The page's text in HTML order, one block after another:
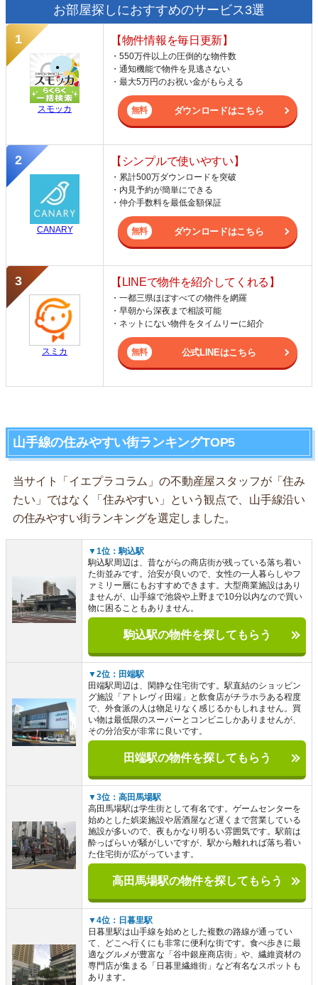
お部屋探しにおすすめのサービス3選
スモッカ
【物件情報を毎日更新】
・550万件以上の圧倒的な物件数
・通知機能で物件を見逃さない
・最大5万円のお祝い金がもらえる
ダウンロードはこちら
CANARY
【シンプルで使いやすい】
・累計500万ダウンロードを突破
・内見予約が簡単にできる
・仲介手数料を最低金額保証
ダウンロードはこちら
スミカ
【LINEで物件を紹介してくれる】
・一都三県ほぼすべての物件を網羅
・早朝から深夜まで相談可能
・ネットにない物件をタイムリーに紹介
公式LINEはこちら
山手線の住みやすい街ランキングTOP5
当サイト「イエプラコラム」の不動産屋スタッフが「住み
たい」ではなく「住みやすい」という観点で、山手線沿い
の住みやすい街ランキングを選定しました。
▼1位：駒込駅
駒込駅周辺は、昔ながらの商店街が残っている落ち着い
た街並みです。治安が良いので、女性の一人暮らしやフ
ァミリー層にもおすすめできます。大型商業施設はあり
ませんが、山手線で池袋や上野まで10分以内なので買い
物に困ることもありません。
駒込駅の物件を探してもらう
▼2位：田端駅
田端駅周辺は、閑静な住宅街です。駅直結のショッピン
グ施設「アトレヴィ田端」と飲食店がチラホラある程度
で、外食派の人は物足りなく感じるかもしれません。買
い物は最低限のスーパーとコンビニしかありませんが、
その分治安が非常に良いです。
田端駅の物件を探してもらう
▼3位：高田馬場駅
高田馬場駅は学生街として有名です。ゲームセンターを
始めとした娯楽施設や居酒屋など遅くまで営業している
施設が多いので、夜もかなり明るい雰囲気です。駅前は
酔っぱらいが騒がしいですが、駅から離れれば落ち着い
た住宅街が広がっています。
高田馬場駅の物件を探してもらう
▼4位：日暮里駅
日暮里駅は山手線を始めとした複数の路線が通ってい
て、どこへ行くにも非常に便利な街です。食べ歩きに最
適なグルメが豊富な「谷中銀座商店街」や、繊維資材の
専門店が集まる「日暮里繊維街」など有名なスポットも
あります。